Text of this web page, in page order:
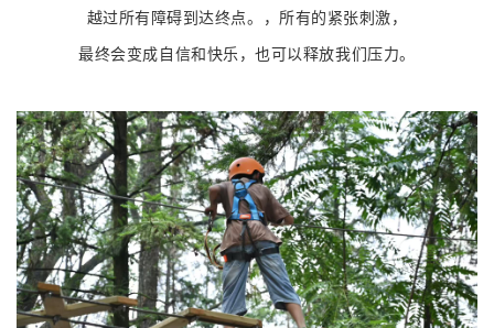
越过所有障碍到达终点。， 所有的紧张刺激，
最终会变成自信和快乐，也可以释放我们压力。